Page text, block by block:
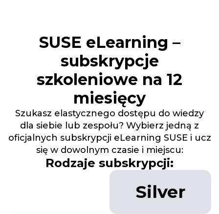
SUSE eLearning –
subskrypcje
szkoleniowe na 12
miesięcy
Szukasz elastycznego dostępu do wiedzy
dla siebie lub zespołu? Wybierz jedną z
oficjalnych subskrypcji eLearning SUSE i ucz
się w dowolnym czasie i miejscu:
Rodzaje subskrypcji:
Silver